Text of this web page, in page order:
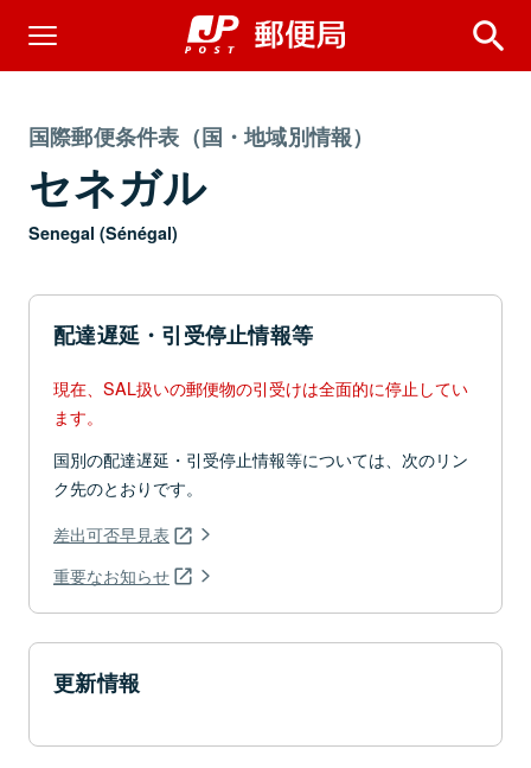
国際郵便条件表（国・地域別情報）
セネガル
Senegal (Sénégal)
配達遅延・引受停止情報等
現在、SAL扱いの郵便物の引受けは全面的に停止してい
ます。
国別の配達遅延・引受停止情報等については、次のリン
ク先のとおりです。
差出可否早見表
重要なお知らせ
更新情報